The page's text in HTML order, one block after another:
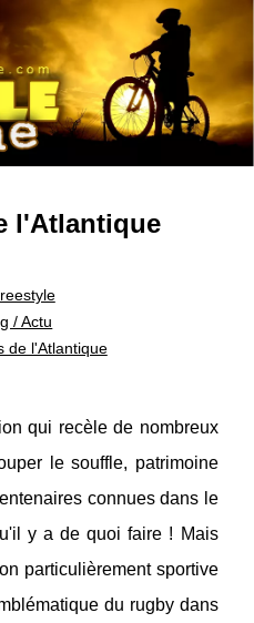
l'Atlantique
/ Actu
de l'Atlantique
qui recèle de nombreux
le souffle, patrimoine
connues dans le
y a de quoi faire ! Mais
particulièrement sportive
du rugby dans